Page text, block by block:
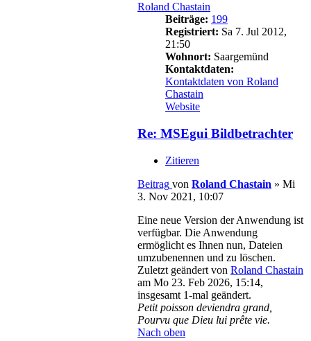
Roland Chastain
Beiträge: 199
Registriert: Sa 7. Jul 2012,
21:50
Wohnort: Saargemünd
Kontaktdaten:
Kontaktdaten von Roland
Chastain
Website
Re: MSEgui Bildbetrachter
Zitieren
Beitrag von Roland Chastain » Mi
3. Nov 2021, 10:07
Eine neue Version der Anwendung ist
verfügbar. Die Anwendung
ermöglicht es Ihnen nun, Dateien
umzubenennen und zu löschen.
Zuletzt geändert von Roland Chastain
am Mo 23. Feb 2026, 15:14,
insgesamt 1-mal geändert.
Petit poisson deviendra grand,
Pourvu que Dieu lui prête vie.
Nach oben